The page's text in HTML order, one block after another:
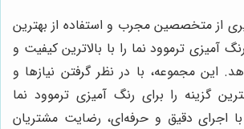
از متخصصین مجرب و استفاده از بهترین
آمیزی ترموود نما را با بالاترین کیفیت و
این مجموعه، با در نظر گرفتن نیازها و
گزینه را برای رنگ آمیزی ترموود نما
اجرای دقیق و حرفه‌ای، رضایت مشتریان